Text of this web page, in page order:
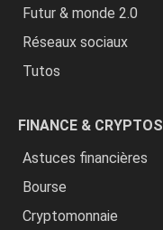
Futur & monde 2.0
Réseaux sociaux
Tutos
FINANCE & CRYPTOS
Astuces financières
Bourse
Cryptomonnaie